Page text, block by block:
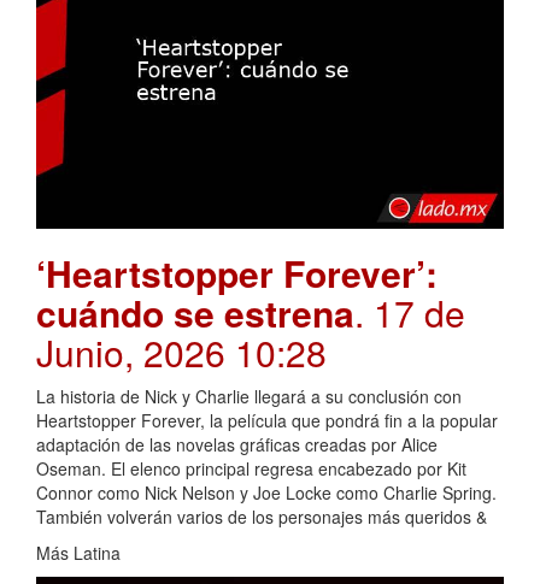
‘Heartstopper Forever’:
cuándo se estrena. 17 de
Junio, 2026 10:28
La historia de Nick y Charlie llegará a su conclusión con
Heartstopper Forever, la película que pondrá fin a la popular
adaptación de las novelas gráficas creadas por Alice
Oseman. El elenco principal regresa encabezado por Kit
Connor como Nick Nelson y Joe Locke como Charlie Spring.
También volverán varios de los personajes más queridos &
Más Latina